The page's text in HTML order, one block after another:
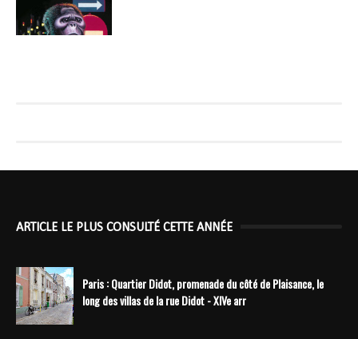
ARTICLE LE PLUS CONSULTÉ CETTE ANNÉE
Paris : Quartier Didot, promenade du côté de Plaisance, le
long des villas de la rue Didot - XIVe arr